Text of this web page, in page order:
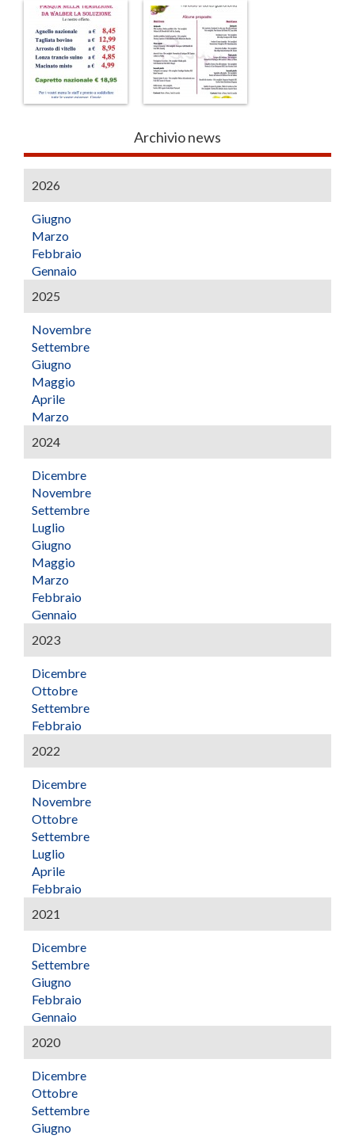
Archivio news
2026
Giugno
Marzo
Febbraio
Gennaio
2025
Novembre
Settembre
Giugno
Maggio
Aprile
Marzo
2024
Dicembre
Novembre
Settembre
Luglio
Giugno
Maggio
Marzo
Febbraio
Gennaio
2023
Dicembre
Ottobre
Settembre
Febbraio
2022
Dicembre
Novembre
Ottobre
Settembre
Luglio
Aprile
Febbraio
2021
Dicembre
Settembre
Giugno
Febbraio
Gennaio
2020
Dicembre
Ottobre
Settembre
Giugno